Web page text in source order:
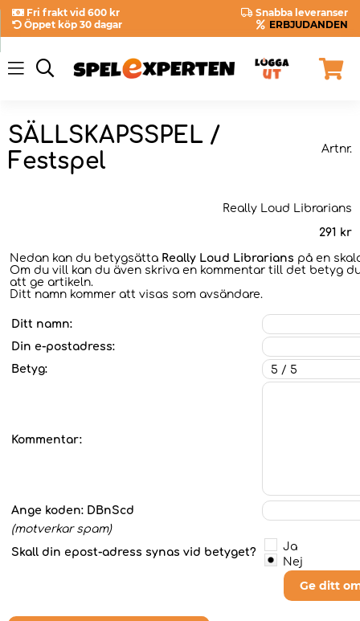
Fri frakt vid 600 kr
Snabba leveranser
Öppet köp 30 dagar
ERBJUDANDEN
SÄLLSKAPSSPEL /
Festspel
Artnr.
Really Loud Librarians
291 kr
Nedan kan du betygsätta Really Loud Librarians på en
Om du vill kan du även skriva en kommentar till det betyg
att ge artikeln.
Ditt namn kommer att visas som avsändare.
Ditt namn:
Din e-postadress:
Betyg:
Kommentar:
Ange koden: DBnScd
(motverkar spam)
Skall din epost-adress synas vid betyget?
Ja
Nej
Ge ditt